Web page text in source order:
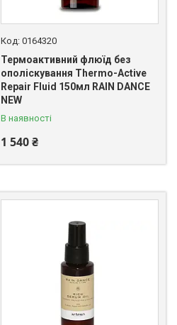
0164320
Термоактивний флюїд без
ополіскування Thermo-Active
Repair Fluid 150мл RAIN DANCE
NEW
В наявності
1 540 ₴